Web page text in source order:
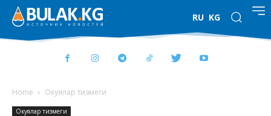
RU KG
Home Окуялар тизмеги
Окуялар тизмеги